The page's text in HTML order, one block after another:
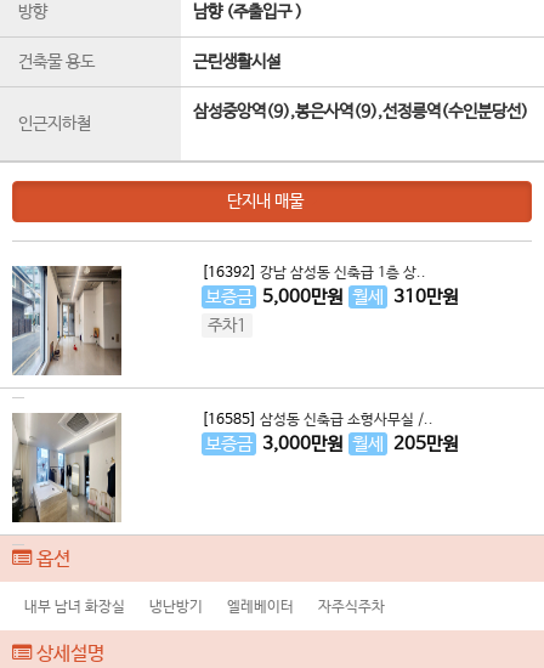
방향 남향 (주출입구 )
건축물 용도 근린생활시설
인근지하철
삼성중앙역(9),봉은사역(9),선정릉역(수인분당선)
단지내 매물
[16392] 강남 삼성동 신축급 1층 상..
보증금 5,000만원 월세 310만원
주차1
[16585] 삼성동 신축급 소형사무실 /..
보증금 3,000만원 월세 205만원
옵션
내부 남녀 화장실 냉난방기 엘레베이터 자주식주차
상세설명